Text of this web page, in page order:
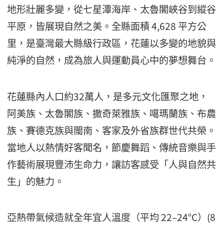
地形壯麗多變，從七星潭海岸、太魯閣峽谷到縱谷
平原，皆展現自然之美。全縣面積 4,628 平方公
里，是臺灣最大縣級行政區，花蓮以多變的地貌與
純淨的自然，成為旅人與運動員心中的夢想舞台。
花蓮縣內人口約32萬人，是多元文化匯聚之地，
阿美族、太魯閣族、撒奇萊雅族、噶瑪蘭族、布農
族、賽德克族與閩南、客家及外省族群世代共榮。
當地人以熱情好客聞名，節慶舞蹈、傳統音樂與手
作藝術展現豐沛生命力，讓訪客感受「人與自然共
生」的魅力。
亞熱帶氣候造就全年宜人溫度（平均 22–24°C）(8